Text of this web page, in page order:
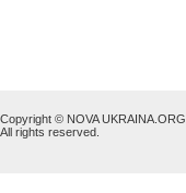
Copyright © NOVA UKRAINA.ORG
All rights reserved.